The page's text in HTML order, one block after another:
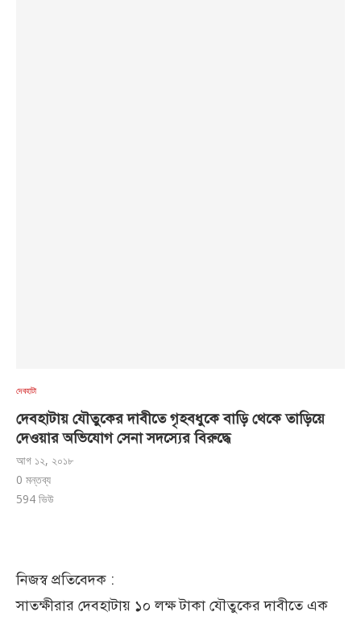
দেবহাটা
দেবহাটায় যৌতুকের দাবীতে গৃহবধুকে বাড়ি থেকে তাড়িয়ে
দেওয়ার অভিযোগ সেনা সদস্যের বিরুদ্ধে
আগ ১২, ২০১৮
0 মন্তব্য
594 ভিউ
নিজস্ব প্রতিবেদক :
সাতক্ষীরার দেবহাটায় ১০ লক্ষ টাকা যৌতুকের দাবীতে এক